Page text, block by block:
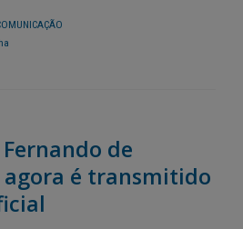
de
agora é transmitido